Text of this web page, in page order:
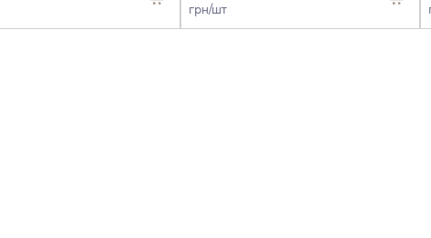
грн/шт